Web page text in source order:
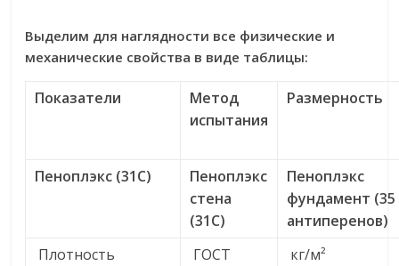
Выделим для наглядности все физические и
механические свойства в виде таблицы:
Показатели
Метод
испытания
Размерность
Пеноплэкс (31С)
Пеноплэкс
стена
(31С)
Пеноплэкс
фундамент (35
антиперенов)
Плотность
ГОСТ
кг/м²